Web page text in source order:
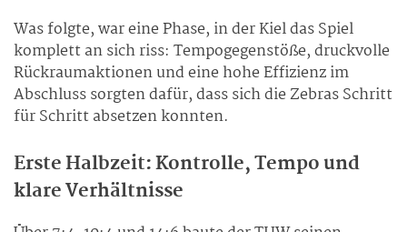
Was folgte, war eine Phase, in der Kiel das Spiel
komplett an sich riss: Tempogegenstöße, druckvolle
Rückraumaktionen und eine hohe Effizienz im
Abschluss sorgten dafür, dass sich die Zebras Schritt
für Schritt absetzen konnten.
Erste Halbzeit: Kontrolle, Tempo und
klare Verhältnisse